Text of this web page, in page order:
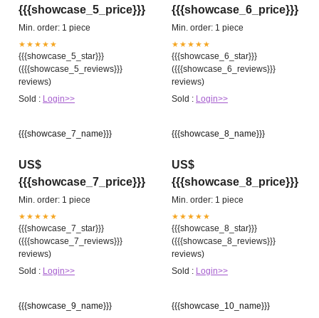
{{{showcase_5_price}}}
Min. order: 1 piece
★★★★★
{{{showcase_5_star}}}
({{{showcase_5_reviews}}}
reviews)
Sold : Login>>
{{{showcase_6_price}}}
Min. order: 1 piece
★★★★★
{{{showcase_6_star}}}
({{{showcase_6_reviews}}}
reviews)
Sold : Login>>
{{{showcase_7_name}}}
US$
{{{showcase_7_price}}}
Min. order: 1 piece
★★★★★
{{{showcase_7_star}}}
({{{showcase_7_reviews}}}
reviews)
Sold : Login>>
{{{showcase_8_name}}}
US$
{{{showcase_8_price}}}
Min. order: 1 piece
★★★★★
{{{showcase_8_star}}}
({{{showcase_8_reviews}}}
reviews)
Sold : Login>>
{{{showcase_9_name}}} {{{showcase_10_name}}}